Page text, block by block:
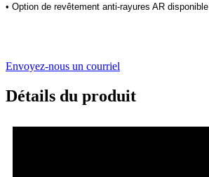
• Option de revêtement anti-rayures AR disponible
Envoyez-nous un courriel
Détails du produit